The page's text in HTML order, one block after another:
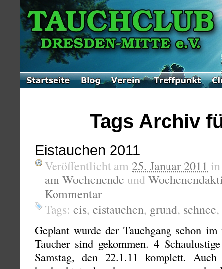
Tags Archiv
Eistauchen 2011
Veröffentlicht am 25. Januar 2011
am Wochenende und
Kommentar
Tags: eis, eistauchen, grund, schnee,
Geplant wurde der Tauchgang schon im
Taucher sind gekommen. 4
Samstag, den 22.1.11 komplett.